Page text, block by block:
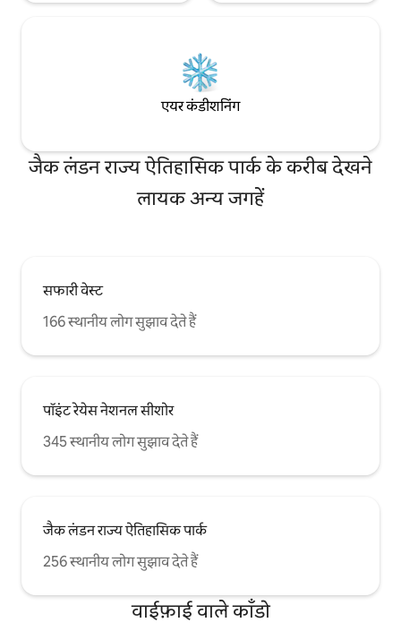
एयर कंडीशनिंग
जैक लंडन राज्य ऐतिहासिक पार्क के करीब देखने
लायक अन्य जगहें
सफारी वेस्ट
166 स्थानीय लोग सुझाव देते हैं
पॉइंट रेयेस नेशनल सीशोर
345 स्थानीय लोग सुझाव देते हैं
जैक लंडन राज्य ऐतिहासिक पार्क
256 स्थानीय लोग सुझाव देते हैं
वाईफ़ाई वाले काँडो